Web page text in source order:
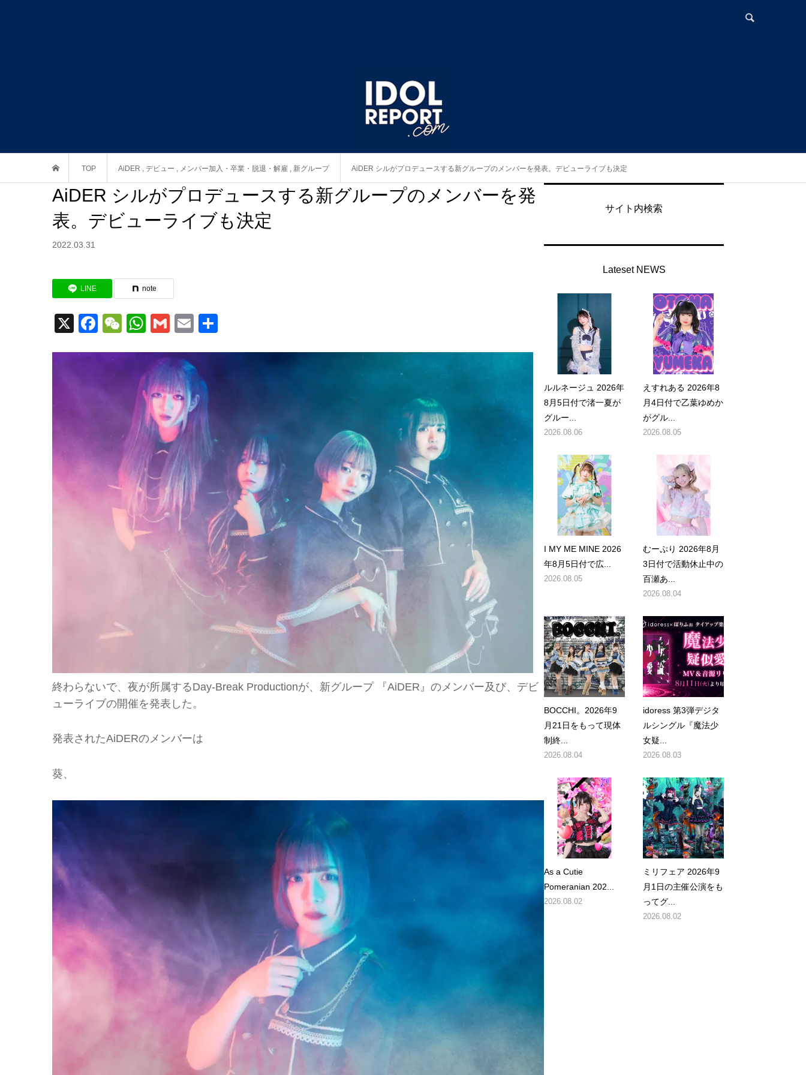
TOP AiDER , デビュー , メンバー加入・卒業・脱退・解雇 , 新グループ AiDER シルがプロデュースする新グループのメンバーを発表。デビューライブも決定
AiDER シルがプロデュースする新グループのメンバーを発
表。デビューライブも決定
2022.03.31
LINE note
X Facebook
WeChat
WhatsApp
GmailEmail
終わらないで、夜が所属するDay-Break Productionが、新グループ 『AiDER』のメンバー及び、デビ
ューライブの開催を発表した。
発表されたAiDERのメンバーは
葵、
サイト内検索
Lateset NEWS
ルルネージュ 2026年
8月5日付で渚一夏が
グルー...
2026.08.06
えすれある 2026年8
月4日付で乙葉ゆめか
がグル...
2026.08.05
I MY ME MINE 2026
年8月5日付で広...
2026.08.05
むーぷり 2026年8月
3日付で活動休止中の
百瀬あ...
2026.08.04
BOCCHI。2026年9
月21日をもって現体
制終...
2026.08.04
idoress 第3弾デジタ
ルシングル『魔法少
女疑...
2026.08.03
As a Cutie
Pomeranian 202...
2026.08.02
ミリフェア 2026年9
月1日の主催公演をも
ってグ...
2026.08.02